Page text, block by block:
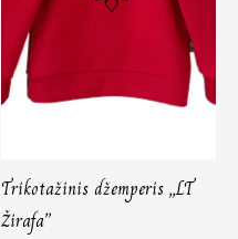
Trikotažinis džemperis „LT
Žirafa”